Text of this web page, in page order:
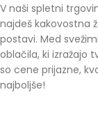
V naši spletni
najdeš kakovostna
postavi. Med
oblačila, ki izražajo
so cene prijazne,
najboljše!